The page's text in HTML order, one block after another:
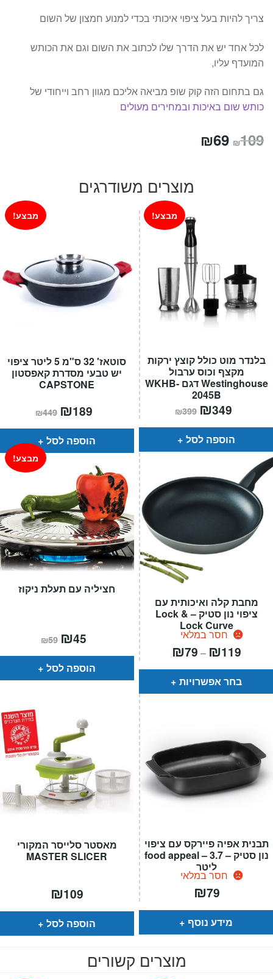
צריך להיות בעל ציפוי איכותי בכדי למנוע חמצון של השום
לכל אחד יש את הדרך שלו לכתוב את השום וגם את הכותש
המועדף עליו,
גם בתחום הזה קוק שופ מביאה אליכם מגוון רחב וייחודי של
כותש שום באיכות ובמחירים מעולים
₪109 המחיר
₪69
הוא:
₪69.
מוצרים משודרגים
סוטאז' 32 ס"מ 5 ליטר ציפוי
יש טבעי מסדרת קאפסטון
CAPSTONE
מבצע!
₪449 המחיר
המקורי
היה:
₪449.
₪189
הוא:
הוספה לסל
בלנדר מוט כולל קוצץ ירקות
מקצף וכוס ערבול
Westinghouse דגם WKHB-
2045B
מבצע!
₪399 המחיר
המקורי
היה:
₪399.
₪349
הוא:
הוספה לסל
חציליה עם תעלת ניקוז
מבצע!
₪59 המחיר
המקורי
היה:
₪59.
₪45
הוא:
הוספה לסל
מחבת קלה ואיכותית עם
ציפוי נון סטיק – Lock &
Lock Curve
חסר במלאי
₪79 – ₪119
⁦₪79⁩
בחר אפשרויות
מאסטר סלייסר המקורי
MASTER SLICER
₪109
הוספה לסל
תבנית אפיה פיירקס עם ציפוי
נון סטיק – food appeal – 3.7
ליטר
חסר במלאי
₪79
מידע נוסף
מוצרים קשורים